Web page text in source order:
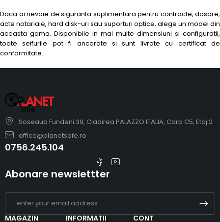
Daca ai nevoie de siguranta suplimentara pentru contracte, dosare,
acte notariale, hard disk-uri sau suporturi optice, alege un model din
aceasta gama. Disponibile in mai multe dimensiuni si configuratii,
toate seifurile pot fi ancorate si sunt livrate cu certificat de
conformitate.
Soseaua Fundeni 39, Cladirea PALAZZO ITALIA, Corp C5, Etaj 2
office@planetsafe.ro
0756.245.104
MAGAZIN INFORMATII CONT
Abonare newslettter